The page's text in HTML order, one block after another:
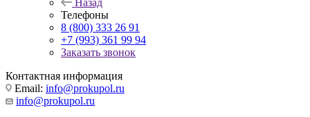
Назад
Телефоны
8 (800) 333 26 91
+7 (993) 361 99 94
Заказать звонок
Контактная информация
Email: info@prokupol.ru
info@prokupol.ru